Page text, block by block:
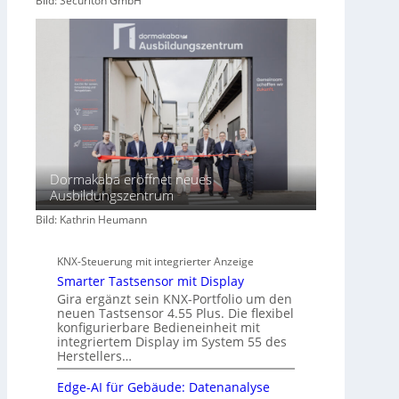
Dormakaba eröffnet neues
Ausbildungszentrum
Bild: Kathrin Heumann
KNX-Steuerung mit integrierter Anzeige
Smarter Tastsensor mit Display
Gira ergänzt sein KNX-Portfolio um den
neuen Tastsensor 4.55 Plus. Die flexibel
konfigurierbare Bedieneinheit mit
integriertem Display im System 55 des
Herstellers…
Edge-AI für Gebäude: Datenanalyse